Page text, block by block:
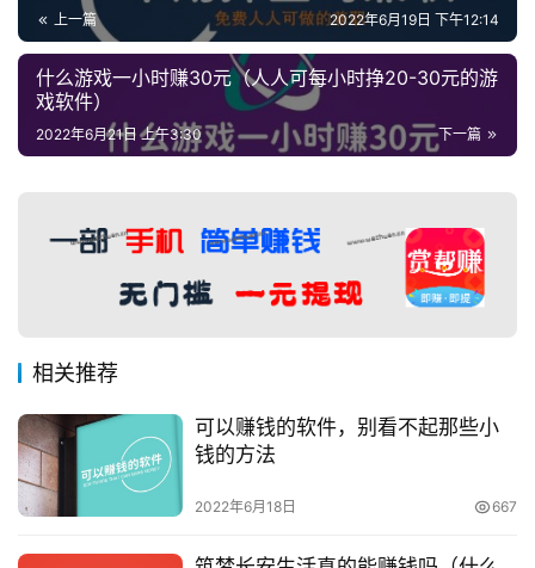
上一篇 2022年6月19日 下午12:14
什么游戏一小时赚30元（人人可每小时挣20-30元的游
戏软件）
下一篇
2022年6月21日 上午3:30
相关推荐
可以赚钱的软件，别看不起那些小
钱的方法
2022年6月18日 667